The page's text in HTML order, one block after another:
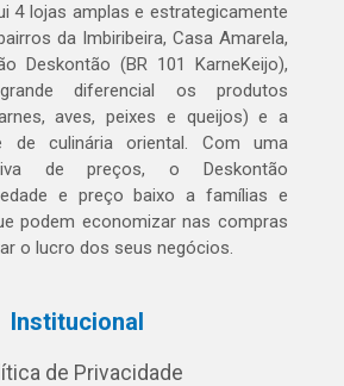
4 lojas amplas e estrategicamente
da Imbiribeira, Casa Amarela,
Deskontão (BR 101 KarneKeijo),
diferencial os produtos
aves, peixes e queijos) e a
de culinária oriental. Com uma
de preços, o Deskontão
e preço baixo a famílias e
podem economizar nas compras
o lucro dos seus negócios.
Institucional
de Privacidade